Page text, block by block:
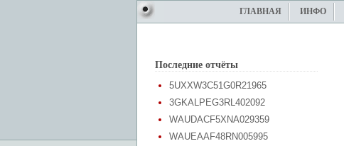
ГЛАВНАЯ ИНФО
Последние отчёты
5UXXW3C51G0R21965
3GKALPEG3RL402092
WAUDACF5XNA029359
WAUEAAF48RN005995